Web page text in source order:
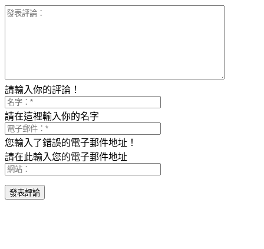
請輸入你的評論！
請在這裡輸入你的名字
您輸入了錯誤的電子郵件地址！
請在此輸入您的電子郵件地址